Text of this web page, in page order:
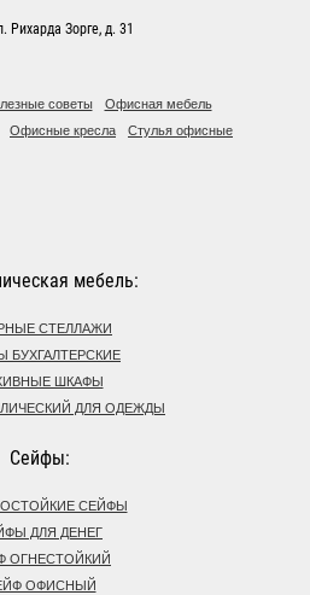
Рихарда Зорге, д. 31
советы
Офисная мебель
Офисные кресла Стулья офисные
мебель:
СТЕЛЛАЖИ
БУХГАЛТЕРСКИЕ
ШКАФЫ
ДЛЯ ОДЕЖДЫ
Сейфы:
СЕЙФЫ
ДЛЯ ДЕНЕГ
ОГНЕСТОЙКИЙ
ОФИСНЫЙ